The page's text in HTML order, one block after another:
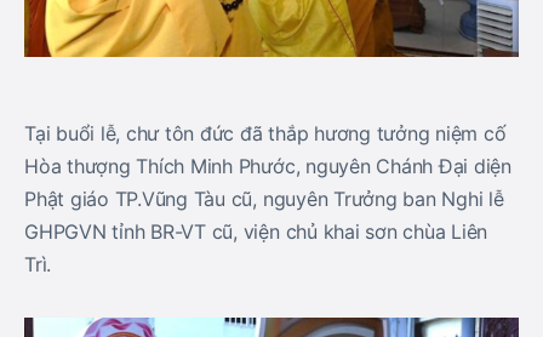
Tại buổi lễ, chư tôn đức đã thắp hương tưởng niệm cố
Hòa thượng Thích Minh Phước, nguyên Chánh Đại diện
Phật giáo TP.Vũng Tàu cũ, nguyên Trưởng ban Nghi lễ
GHPGVN tỉnh BR-VT cũ, viện chủ khai sơn chùa Liên
Trì.